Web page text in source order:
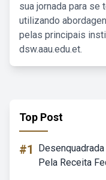
sua jornada para se
utilizando
pelas principais
dsw.aau.edu.et.
Top Post
#1
Pela Receita